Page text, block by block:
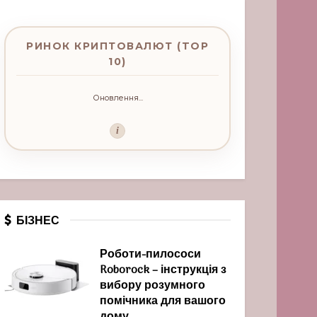
РИНОК КРИПТОВАЛЮТ (TOP
10)
Оновлення...
i
БІЗНЕС
Роботи-пилососи
Roborock – інструкція з
вибору розумного
помічника для вашого